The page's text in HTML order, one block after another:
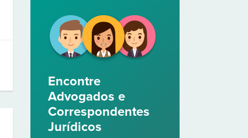
Encontre
Advogados e
Correspondentes
Jurídicos